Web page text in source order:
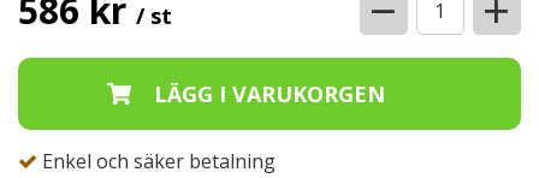
586 kr / st
Enkel och säker betalning